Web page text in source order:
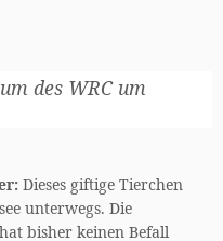
des WRC um
Dieses giftige Tierchen
unterwegs. Die
bisher keinen Befall